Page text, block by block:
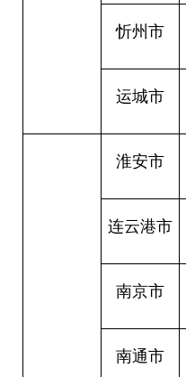
忻州市
运城市
淮安市
连云港市
南京市
南通市